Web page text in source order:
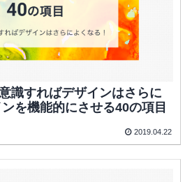
識すればデザインはさらに
を機能的にさせる40の項目
2019.04.22